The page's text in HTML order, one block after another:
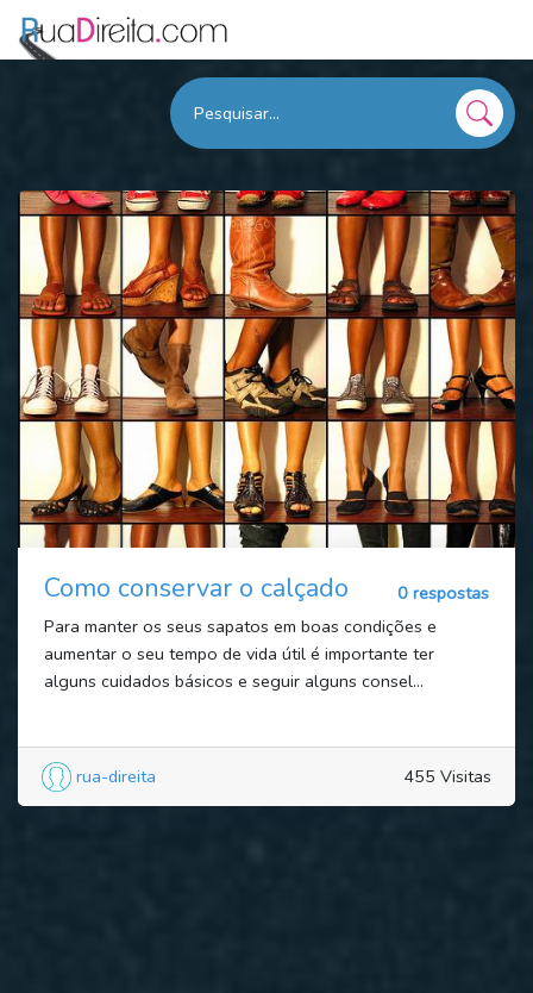
Como conservar o calçado
0 respostas
Para manter os seus sapatos em boas condições e
aumentar o seu tempo de vida útil é importante ter
alguns cuidados básicos e seguir alguns consel...
rua-direita 455 Visitas